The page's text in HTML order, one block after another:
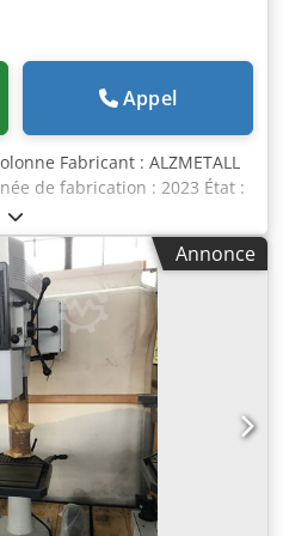
/ 1,6 kW – Dimensions de la
automatique de la broche
l’écran – Compteur de
Appel
Fabricant : ALZMETALL
de fabrication : 2023 État :
: 80 – 1 125 tr/min
de série : - Écran
manuelle de la valeur de
Affichage de la valeur
Affichage intégré de la
Fonction de transfert de point
virtuelle de profondeur de
de l’état de la machine et
informations de service,
: DE/EN/FR/ES/IT/NL/RU.
de la vitesse de rotation
- Affichage de la vitesse de
séparés pour rotation
Annonce